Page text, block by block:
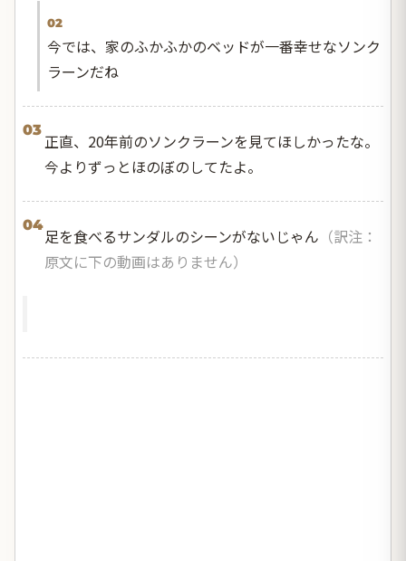
02
今では、家のふかふかのベッドが一番幸せなソンク
ラーンだね
03
正直、20年前のソンクラーンを見てほしかったな。
今よりずっとほのぼのしてたよ。
04
足を食べるサンダルのシーンがないじゃん （訳注：
原文に下の動画はありません）